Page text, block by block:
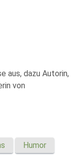
aus, dazu Autorin,
von
Humor